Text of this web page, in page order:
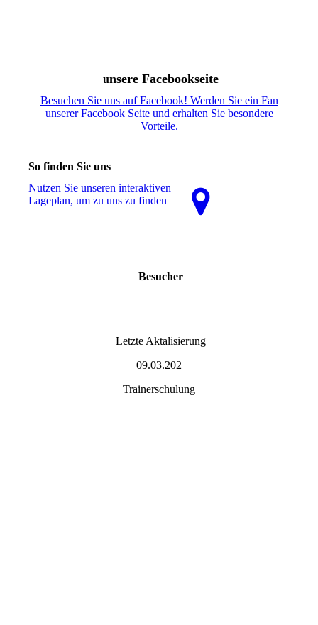
unsere Facebookseite
Besuchen Sie uns auf Facebook! Werden Sie ein Fan
unserer Facebook Seite und erhalten Sie besondere
Vorteile.
So finden Sie uns
Nutzen Sie unseren interaktiven
La­ge­plan, um zu uns zu finden
Besucher
Letzte Aktalisierung
09.03.202
Trainerschulung